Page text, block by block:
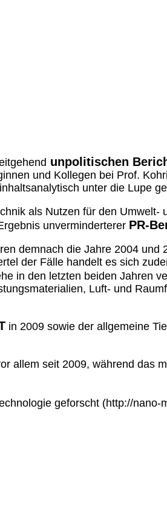
unpolitischen
und Kollegen bei Prof.
unter die Lupe
als Nutzen für den Umwelt-
unverminderterer PR-
demnach die Jahre 2004 und
der Fälle handelt es sich
in den letzten beiden Jahren
Luft- und
in 2009 sowie der allgemeine
allem seit 2009, während das
geforscht (http://nano-